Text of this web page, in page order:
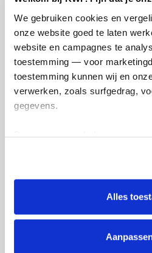
We gebruiken cookies en
onze website goed te laten
website en campagnes te
toestemming — voor
toestemming kunnen wij en
verwerken, zoals surfgedrag,
gegevens.
tonen. Je kunt je toestemming
intrekken via Cookie
lijst met cookies is te vinden in
Alles
Timon's